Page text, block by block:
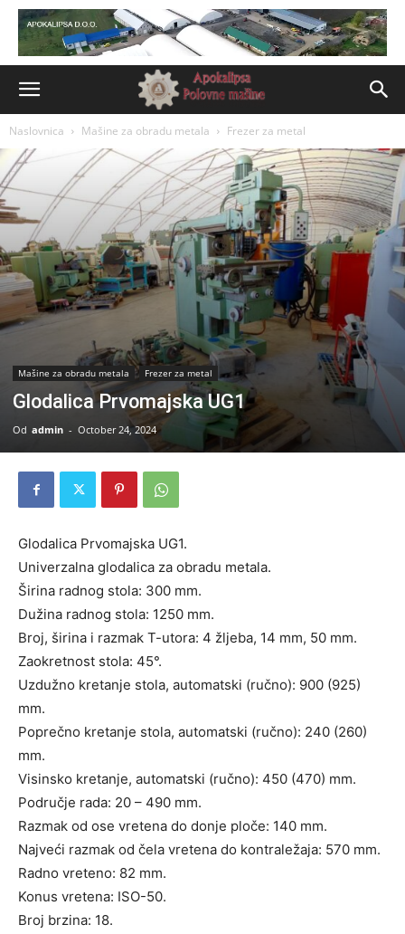
Naslovnica Mašine za obradu metala Frezer za metal
Mašine za obradu metala Frezer za metal
Glodalica Prvomajska UG1
Od admin - October 24, 2024
Glodalica Prvomajska UG1.
Univerzalna glodalica za obradu metala.
Širina radnog stola: 300 mm.
Dužina radnog stola: 1250 mm.
Broj, širina i razmak T-utora: 4 žljeba, 14 mm, 50 mm.
Zaokretnost stola: 45°.
Uzdužno kretanje stola, automatski (ručno): 900 (925)
mm.
Poprečno kretanje stola, automatski (ručno): 240 (260)
mm.
Visinsko kretanje, automatski (ručno): 450 (470) mm.
Područje rada: 20 – 490 mm.
Razmak od ose vretena do donje ploče: 140 mm.
Najveći razmak od čela vretena do kontraležaja: 570 mm.
Radno vreteno: 82 mm.
Konus vretena: ISO-50.
Broj brzina: 18.